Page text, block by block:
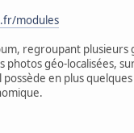
modules
regroupant plusieurs
géo-localisées,
en plus